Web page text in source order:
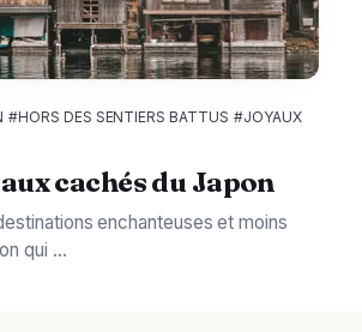
#HORS DES SENTIERS BATTUS #JOYAUX
cachés du Japon
enchanteuses et moins
qui ...